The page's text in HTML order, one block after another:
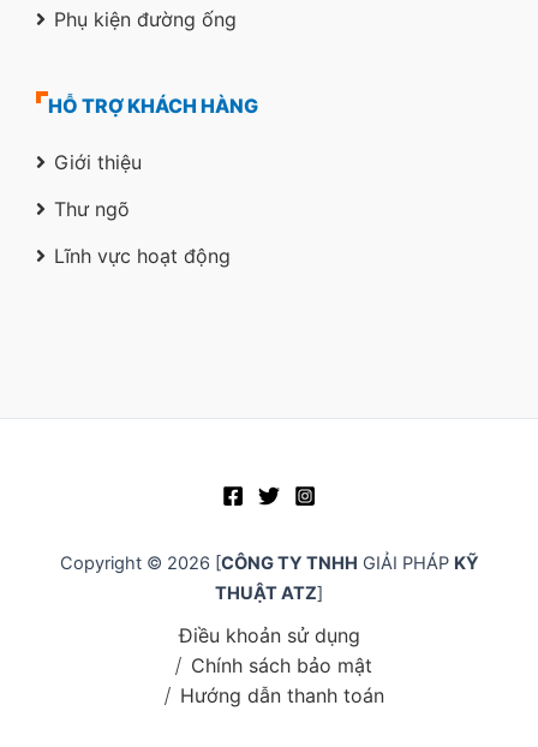
Phụ kiện đường ống
HỖ TRỢ KHÁCH HÀNG
Giới thiệu
Thư ngõ
Lĩnh vực hoạt động
Copyright © 2026 [CÔNG TY TNHH GIẢI PHÁP KỸ
THUẬT ATZ]
Điều khoản sử dụng
Chính sách bảo mật
Hướng dẫn thanh toán